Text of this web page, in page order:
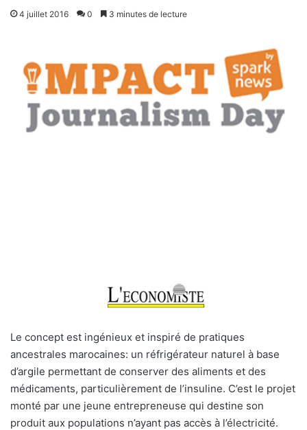
4 juillet 2016 0 3 minutes de lecture
Le concept est ingénieux et inspiré de pratiques
ancestrales marocaines: un réfrigérateur naturel à base
d’argile permettant de conserver des aliments et des
médicaments, particulièrement de l’insuline. C’est le projet
monté par une jeune entrepreneuse qui destine son
produit aux populations n’ayant pas accès à l’électricité.